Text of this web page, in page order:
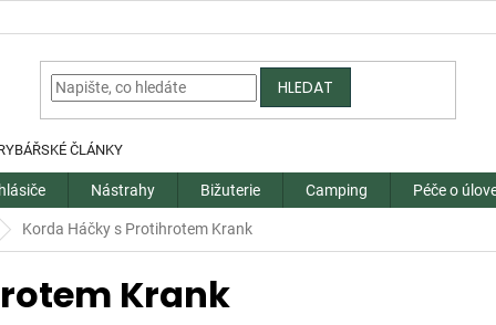
ČLÁNKY
HLEDAT
Nástrahy Bižuterie Camping Péče o
Korda Háčky s Protihrotem Krank
Krank